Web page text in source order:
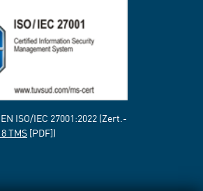
ISO/IEC 27001:2022 (Zert.-
TMS[PDF])